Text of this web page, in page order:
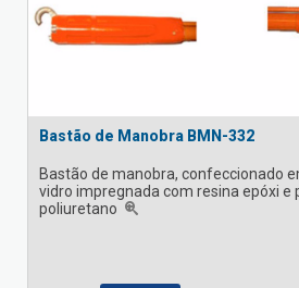
Bastão de Manobra BMN-332
Bastão de manobra, confeccionado
vidro impregnada com resina epóxi e
poliuretano